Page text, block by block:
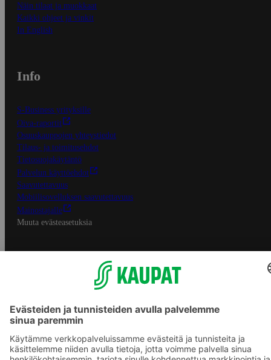
Näin tilaat ja muokkaat
Kaikki ohjeet ja vinkit
In English
Info
S-Business yrityksille
Oiva-raportit
Osuuskauppojen yhteystiedot
Tilaus- ja toimitusehdot
Tietosuojakäytäntö
Palvelun käyttöehdot
Saavutettavuus
Mobiilisovelluksen saavutettavuus
Mainostajalle
Muuta evästeasetuksia
S-ryhmän palvelut
S-ryhmä
Asiakasomistajuus
S-ostoslista -sovellus
Prisma.fi